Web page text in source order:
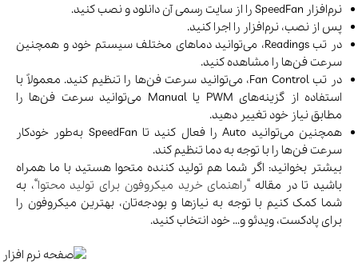
نرم‌افزار SpeedFan را از سایت رسمی آن دانلود و نصب کنید.
پس از نصب، نرم‌افزار را اجرا کنید.
در تب Readings، می‌توانید دماهای مختلف سیستم خود و همچنین
سرعت فن‌ها را مشاهده کنید.
در تب Fan Control، می‌توانید سرعت فن‌ها را تنظیم کنید. معمولاً با
استفاده از گزینه‌های PWM یا Manual می‌توانید سرعت فن‌ها را
مطابق نیاز خود تغییر دهید.
همچنین می‌توانید Auto را فعال کنید تا SpeedFan به‌طور خودکار
سرعت فن‌ها را با توجه به دما تنظیم کند.
بیشتر بخوانید: اگر شما هم تولید کننده متحوا هستید با ما همراه
باشید تا در مقاله “راهنمای خرید میکروفون برای تولید محتوا“، به
شما کمک کنیم با توجه به نیازها و بودجه‌تان، بهترین میکروفون را
برای پادکست، ویدئو و… خود انتخاب کنید.